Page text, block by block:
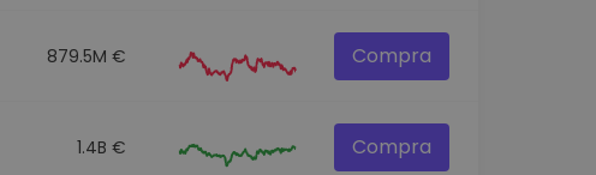
879.5M € Compra
1.4B € Compra